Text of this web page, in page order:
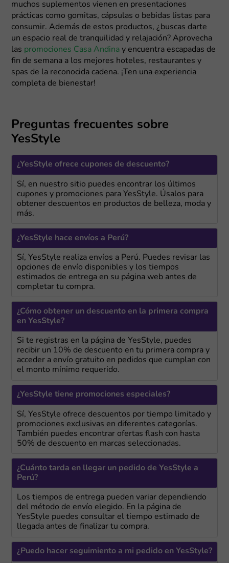
muchos suplementos vienen en presentaciones
prácticas como gomitas, cápsulas o bebidas listas para
consumir. Además de estos productos, ¿buscas darte
un espacio real de tranquilidad y relajación? Aprovecha
las promociones Casa Andina y encuentra escapadas de
fin de semana a los mejores hoteles, restaurantes y
spas de la reconocida cadena. ¡Ten una experiencia
completa de bienestar!
Preguntas frecuentes sobre
YesStyle
¿YesStyle ofrece cupones de descuento?
Sí, en nuestro sitio puedes encontrar los últimos
cupones y promociones para YesStyle. Úsalos para
obtener descuentos en productos de belleza, moda y
más.
¿YesStyle hace envíos a Perú?
Sí, YesStyle realiza envíos a Perú. Puedes revisar las
opciones de envío disponibles y los tiempos
estimados de entrega en su página web antes de
completar tu compra.
¿Cómo obtener un descuento en la primera compra
en YesStyle?
Si te registras en la página de YesStyle, puedes
recibir un 10% de descuento en tu primera compra y
acceder a envío gratuito en pedidos que cumplan con
el monto mínimo requerido.
¿YesStyle tiene promociones especiales?
Sí, YesStyle ofrece descuentos por tiempo limitado y
promociones exclusivas en diferentes categorías.
También puedes encontrar ofertas flash con hasta
50% de descuento en marcas seleccionadas.
¿Cuánto tarda en llegar un pedido de YesStyle a
Perú?
Los tiempos de entrega pueden variar dependiendo
del método de envío elegido. En la página de
YesStyle puedes consultar el tiempo estimado de
llegada antes de finalizar tu compra.
¿Puedo hacer seguimiento a mi pedido en YesStyle?